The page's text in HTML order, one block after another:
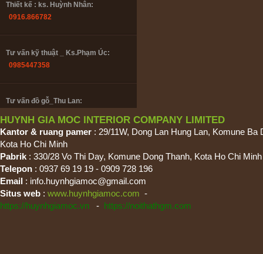
Thiết kế : ks. Huỳnh Nhân:
0916.866782
Tư vấn kỹ thuật _ Ks.Phạm Úc:
0985447358
Tư vấn đồ gỗ_Thu Lan:
Bảo hành & Bảo trì_ Trường Giang:
0902208735
Thiết kế : ks. Huỳnh Nhân:
0916.866782
HUYNH GIA MOC INTERIOR COMPANY LIMITED
Kantor & ruang pamer : 29/11W, Dong Lan Hung Lan, Komune Ba
Kota Ho Chi Minh
Pabrik : 330/28 Vo Thi Day, Komune Dong Thanh, Kota Ho Chi Minh
Telepon : 0937 69 19 19 - 0909 728 196
Email : info.huynhgiamoc@gmail.com
Situs web : www.huynhgiamoc.com -
https://huynhgiamoc.vn
- https://noithathgm.com